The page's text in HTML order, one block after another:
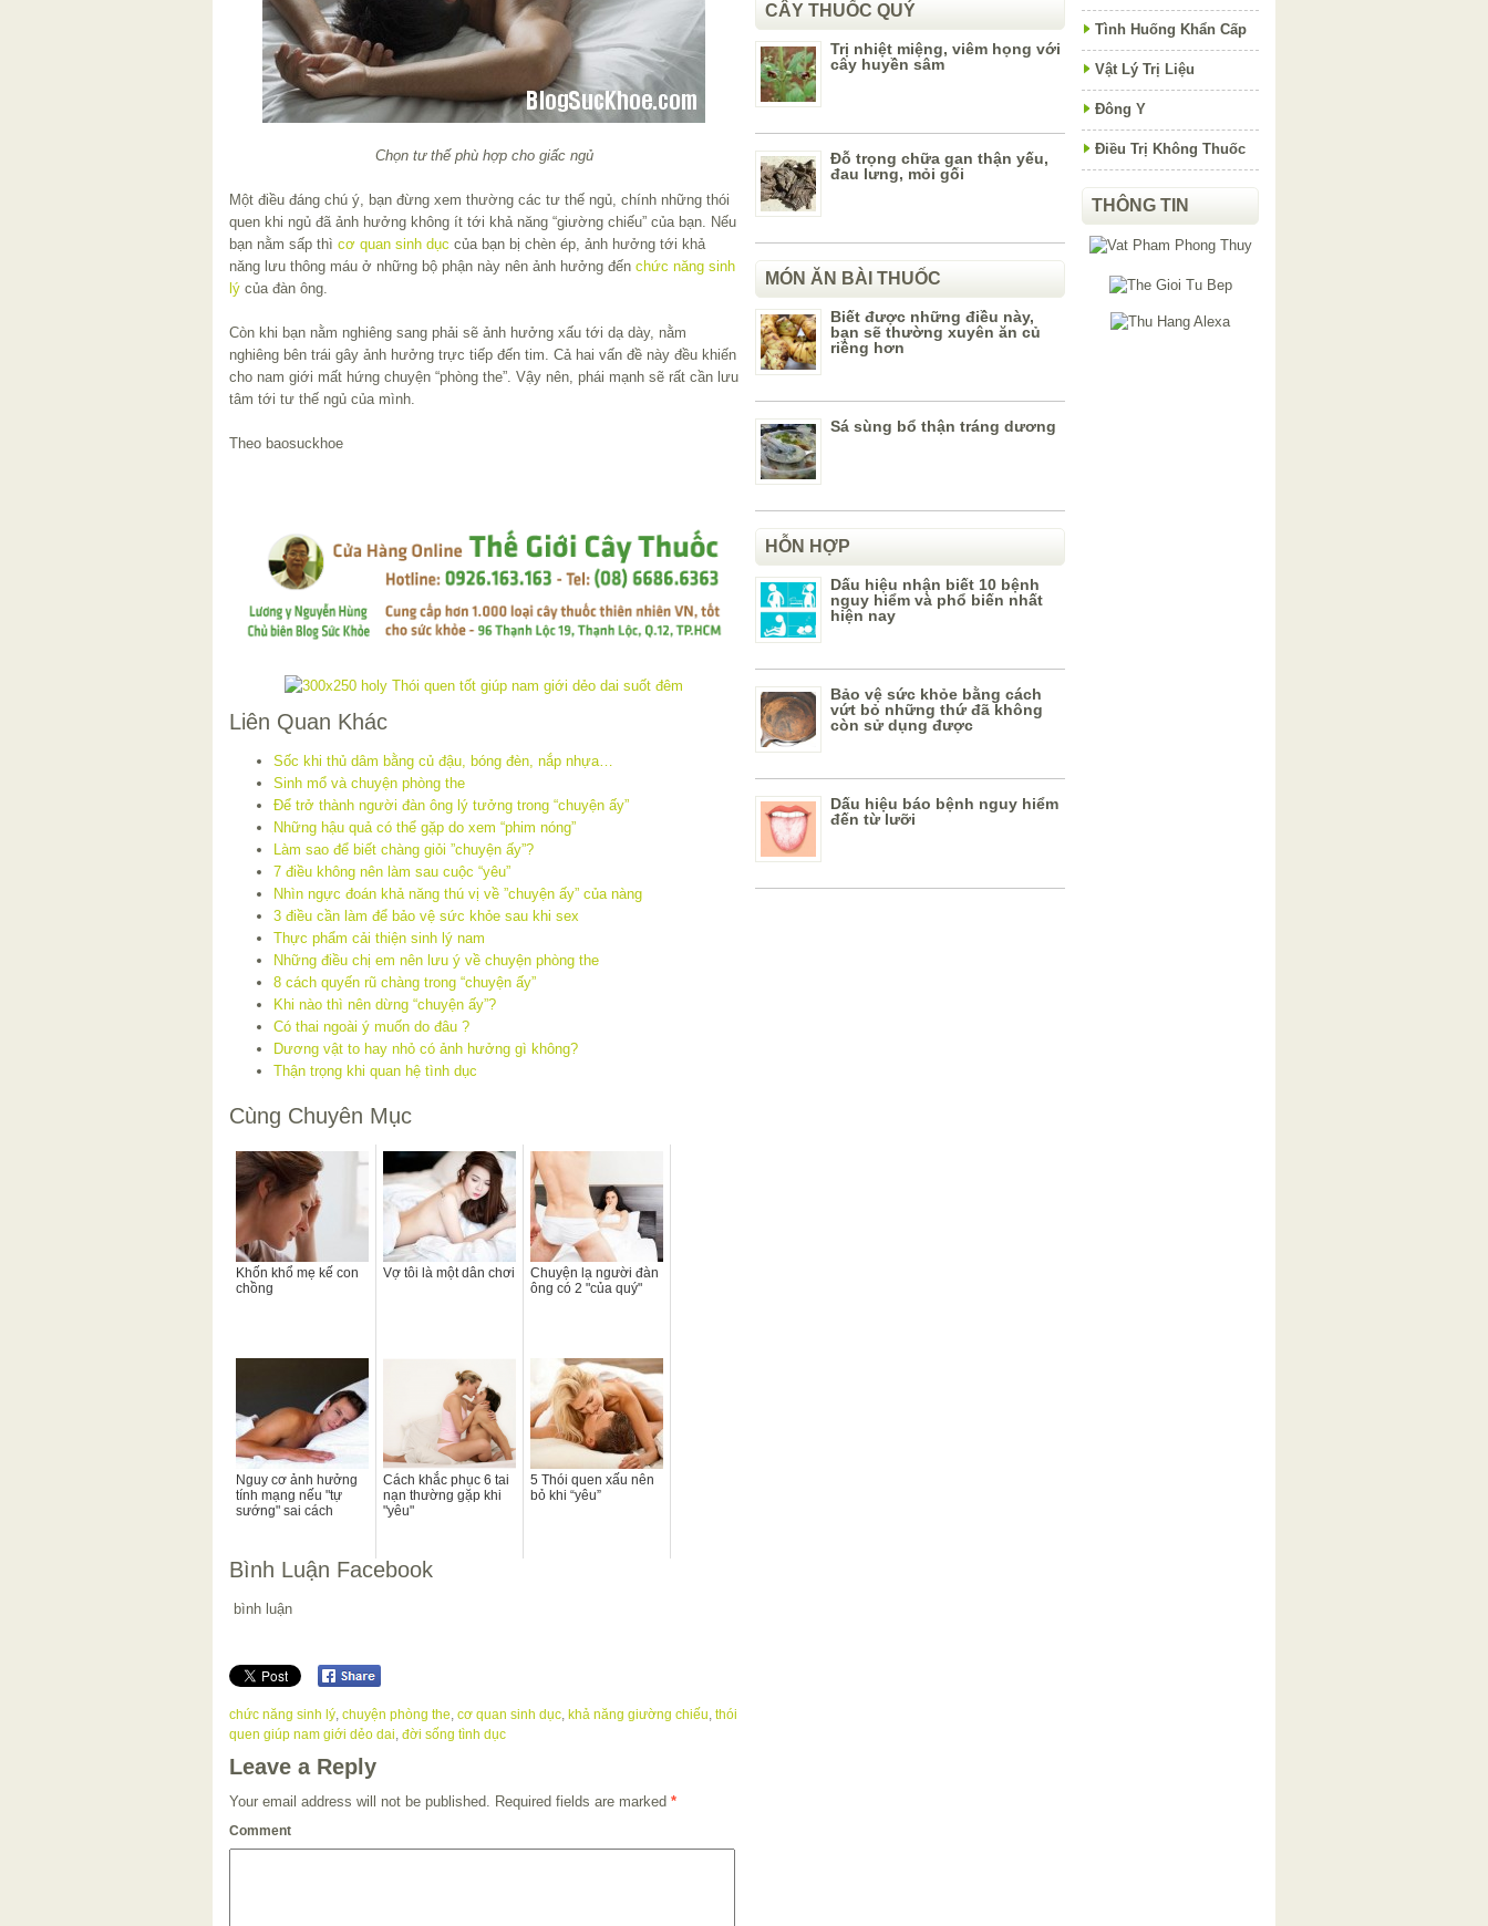
Chọn tư thế phù hợp cho giấc ngủ
Một điều đáng chú ý, bạn đừng xem thường các tư thế ngủ, chính những thói
quen khi ngủ đã ảnh hưởng không ít tới khả năng “giường chiếu” của bạn. Nếu
bạn nằm sấp thì cơ quan sinh dục của bạn bị chèn ép, ảnh hưởng tới khả
năng lưu thông máu ở những bộ phận này nên ảnh hưởng đến chức năng sinh
lý của đàn ông.
Còn khi bạn nằm nghiêng sang phải sẽ ảnh hưởng xấu tới dạ dày, nằm
nghiêng bên trái gây ảnh hưởng trực tiếp đến tim. Cả hai vấn đề này đều khiến
cho nam giới mất hứng chuyện “phòng the”. Vậy nên, phái mạnh sẽ rất cần lưu
tâm tới tư thế ngủ của mình.
Theo baosuckhoe
Liên Quan Khác
Sốc khi thủ dâm bằng củ đậu, bóng đèn, nắp nhựa…
Sinh mổ và chuyện phòng the
Để trở thành người đàn ông lý tưởng trong “chuyện ấy”
Những hậu quả có thể gặp do xem “phim nóng”
Làm sao để biết chàng giỏi ”chuyện ấy”?
7 điều không nên làm sau cuộc “yêu”
Nhìn ngực đoán khả năng thú vị về ”chuyện ấy” của nàng
3 điều cần làm để bảo vệ sức khỏe sau khi sex
Thực phẩm cải thiện sinh lý nam
Những điều chị em nên lưu ý về chuyện phòng the
8 cách quyến rũ chàng trong “chuyện ấy”
Khi nào thì nên dừng “chuyện ấy”?
Có thai ngoài ý muốn do đâu ?
Dương vật to hay nhỏ có ảnh hưởng gì không?
Thận trọng khi quan hệ tình dục
Cùng Chuyên Mục
Khốn khổ mẹ kế con
chồng
Vợ tôi là một dân chơi
Chuyện lạ người đàn
ông có 2 "của quý"
Nguy cơ ảnh hưởng
tính mạng nếu "tự
sướng" sai cách
Cách khắc phục 6 tai
nạn thường gặp khi
"yêu"
5 Thói quen xấu nên
bỏ khi “yêu”
Bình Luận Facebook
bình luận
chức năng sinh lý chuyện phòng the cơ quan sinh dục khả năng giường chiếu thói
quen giúp nam giới dẻo dai đời sống tình dục
Leave a Reply
Your email address will not be published. Required fields are marked *
Comment
CÂY THUỐC QUÝ
Trị nhiệt miệng, viêm họng với
cây huyền sâm
Đỗ trọng chữa gan thận yếu,
đau lưng, mỏi gối
MÓN ĂN BÀI THUỐC
Biết được những điều này,
bạn sẽ thường xuyên ăn củ
riềng hơn
Sá sùng bổ thận tráng dương
HỖN HỢP
Dấu hiệu nhận biết 10 bệnh
nguy hiểm và phổ biến nhất
hiện nay
Bảo vệ sức khỏe bằng cách
vứt bỏ những thứ đã không
còn sử dụng được
Dấu hiệu báo bệnh nguy hiểm
đến từ lưỡi
Tình Huống Khẩn Cấp
Vật Lý Trị Liệu
Đông Y
Điều Trị Không Thuốc
THÔNG TIN